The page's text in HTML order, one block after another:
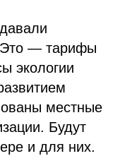
Это — тарифы
экологии
местные
Будут
и для них.